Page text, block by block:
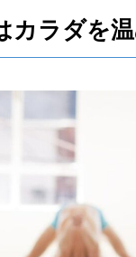
カラダを